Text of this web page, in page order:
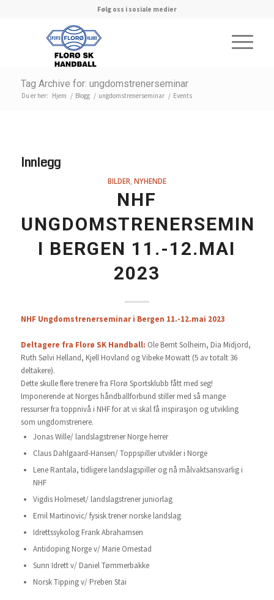
Følg oss i sosiale medier
Tag Archive for: ungdomstrenerseminar
Du er her: Hjem / Blogg / ungdomstrenerseminar / Events
Innlegg
BILDER NYHENDE
NHF
I BERGEN 11.-12.MAI
2023
NHF Ungdomstrenerseminar i Bergen 11.-12.mai 2023
Deltagere fra Florø SK Handball: Ole Bernt Solheim, Dia Midjord,
Ruth Sølvi Helland, Kjell Hovland og Vibeke Mowatt (5 av totalt 36
deltakere).
Dette skulle flere trenere fra Florø Sportsklubb fått med seg!
Imponerende at Norges håndballforbund stiller med så mange
ressurser fra toppnivå i NHF for at vi skal få inspirasjon og utvikling
som ungdomstrenere.
Jonas Wille/ landslagstrener Norge herrer
Claus Dahlgaard-Hansen/ Toppspiller utvikler i Norge
Lene Rantala, tidligere landslagspiller og nå målvaktsansvarlig i
NHF
Vigdis Holmeset/ landslagstrener juniorlag
Emil Martinovic/ fysisk trener norske landslag
Idrettssykolog Frank Abrahamsen
Antidoping Norge v/ Marie Omestad
Sunn Idrett v/ Daniel Tømmerbakke
Norsk Tipping v/ Preben Stai